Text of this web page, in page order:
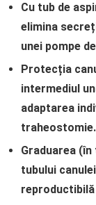
Cu tub de
elimina
unei pompe
Protecția
intermediul
adaptarea
traheostomie.
Graduarea
tubului